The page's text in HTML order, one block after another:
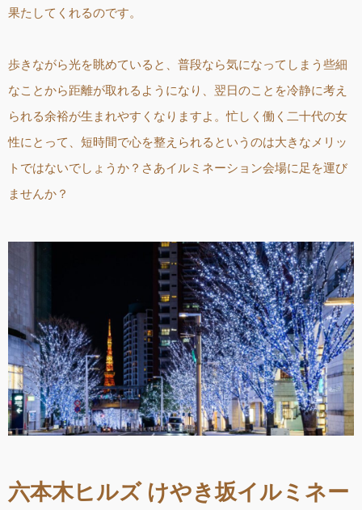
果たしてくれるのです。
歩きながら光を眺めていると、普段なら気になってしまう些細
なことから距離が取れるようになり、翌日のことを冷静に考え
られる余裕が生まれやすくなりますよ。忙しく働く二十代の女
性にとって、短時間で心を整えられるというのは大きなメリッ
トではないでしょうか？さあイルミネーション会場に足を運び
ませんか？
六本木ヒルズ けやき坂イルミネー